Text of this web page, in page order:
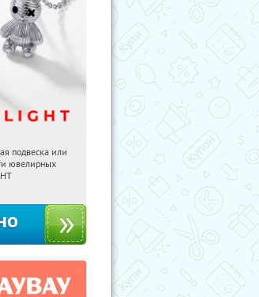
Получили:
подвеска или
ювелирных